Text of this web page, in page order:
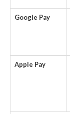
Google Pay
Apple Pay